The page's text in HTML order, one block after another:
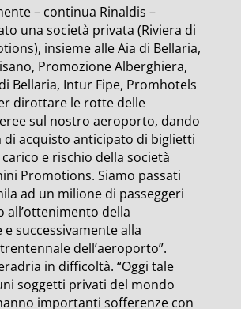
– continua Rinaldis –
una società privata (Riviera di
insieme alle Aia di Bellaria,
Promozione Alberghiera,
Bellaria, Intur Fipe, Promhotels
dirottare le rotte delle
sul nostro aeroporto, dando
di acquisto anticipato di biglietti
e rischio della società
Promotions. Siamo passati
ad un milione di passeggeri
all’ottenimento della
successivamente alla
dell’aeroporto”.
in difficoltà. “Oggi tale
soggetti privati del mondo
importanti sofferenze con